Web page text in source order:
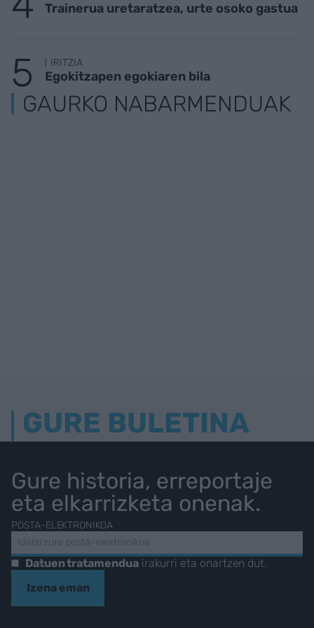
Trainerua uretaratzea, urte osoko gastua
IRITZIA
Egokitzapen egokiaren bila
GAURKO NABARMENDUAK
GURE BULETINA
Gure historia, erreportaje
eta elkarrizketa onenak.
POSTA-ELEKTRONIKOA
Datuen tratamenduairakurri eta onartzen dut.
Izena eman